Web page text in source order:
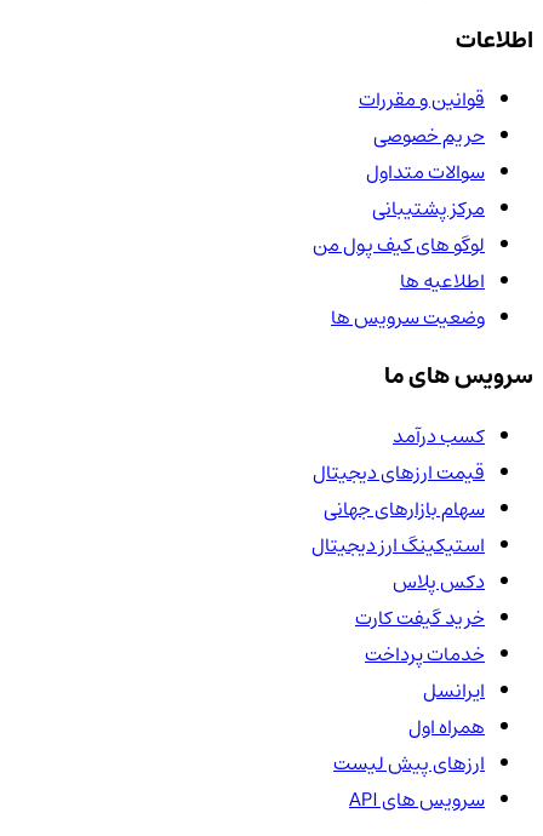
اطلاعات
قوانین و مقررات
حریم خصوصی
سوالات متداول
مرکز پشتیبانی
لوگو های کیف پول من
اطلاعیه ها
وضعیت سرویس ها
سرویس های ما
کسب درآمد
قیمت ارزهای دیجیتال
سهام بازارهای جهانی
استیکینگ ارز دیجیتال
دکس پلاس
خرید گیفت کارت
خدمات پرداخت
ایرانسل
همراه اول
ارزهای پیش لیست
سرویس های API